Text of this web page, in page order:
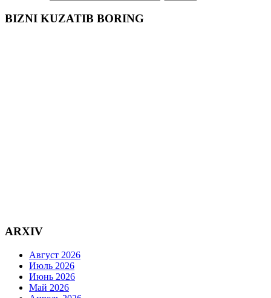
BIZNI KUZATIB BORING
ARXIV
Август 2026
Июль 2026
Июнь 2026
Май 2026